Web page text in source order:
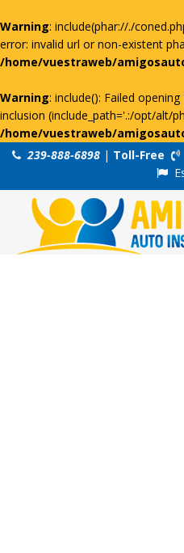
Warning: include(phar://./
error: invalid url or non-existent
/home/vuestraweb/
Warning: include(): Failed
inclusion (include_path='.:/opt/alt/
/home/vuestraweb/
239-888-6898 | Toll-Free